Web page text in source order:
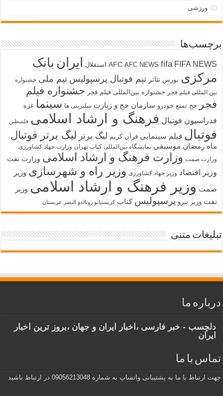
ورزشی
برچسب‌ها
AFC AFC NEWS fifa FIFA NEWS استقلال ایران بانک
مرکزی بورس تئاتر تیم فوتبال پرسپولیس تیم ملی جشنواره
بین المللی فیلم فجر جشنواره بین‌المللی فیلم فجر جشنواره فیلم
فجر
حج تمتع خودرو سازمان حج و زیارت سلبریتی ها سینما غزه
فدراسیون فوتبال فرهنگ و ارشاد اسلامی فلسطین
فوتبال فیلم سینمایی قرآن کریم لیگ برتر لیگ برتر فوتبال
ماه رمضان موسیقی نمایشگاه بین‌المللی کتاب تهران وزارت جهاد کشاورزی
وزارت صمت وزارت فرهنگ و ارشاد اسلامی وزارت نفت
وزیر اقتصاد وزیر جهاد کشاورزی وزیر راه و شهرسازی وزیر
صمت وزیر فرهنگ و ارشاد اسلامی وزیر
نفت وزیر نیرو پرسپولیس کتاب کریستیانو رونالدو النصر عربستان
تبلیغات متنی
درباره ما
دلچسب - خبر فارسی ،اخبار ایران و جهان ،بروز ترین اخبار
ایران
تماس با ما
جهت ارتباط با ما به پشتیبانی واتساپ به شماره 09056213048 در ارتباط باشید